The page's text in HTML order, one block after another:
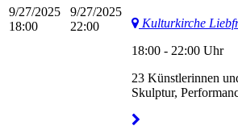
9/27/2025
18:00
9/27/2025
22:00
Kulturkirche
18:00 - 22:00 Uhr
23 Künstlerinnen
Skulptur,